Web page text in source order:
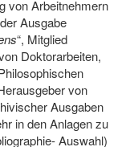
von Arbeitnehmern
Ausgabe
“, Mitglied
Doktorarbeiten,
von
Ausgaben
in den Anlagen zu
Auswahl)